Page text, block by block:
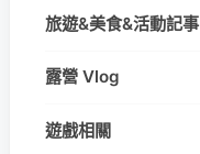
旅遊&美食&活動記事
露營 Vlog
遊戲相關